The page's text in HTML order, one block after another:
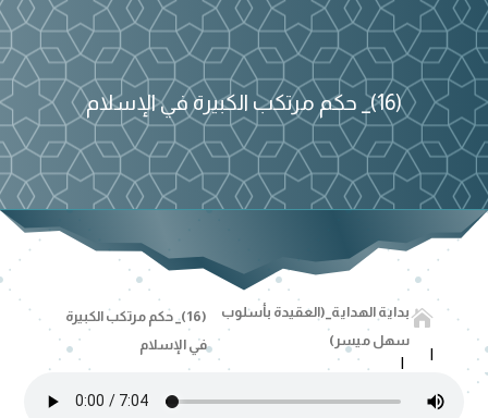
(16)_ حكم مرتكب الكبيرة في الإسلام
 بداية الهداية_(العقيدة بأسلوب
سهل ميسر)
(16)_ حكم مرتكب الكبيرة
في الإسلام